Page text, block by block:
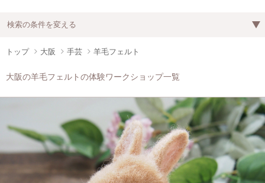
検索の条件を変える
トップ 大阪 手芸 羊毛フェルト
大阪の羊毛フェルトの体験ワークショップ一覧